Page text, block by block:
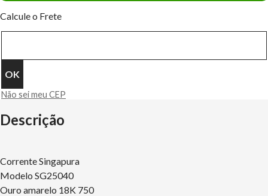
Calcule o Frete
Não sei meu CEP
Descrição
Corrente Singapura
Modelo SG25040
Ouro amarelo 18K 750